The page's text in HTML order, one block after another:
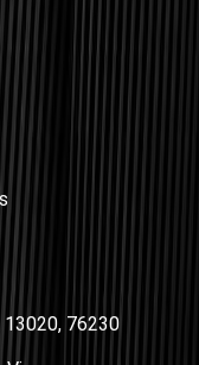
13020, 76230